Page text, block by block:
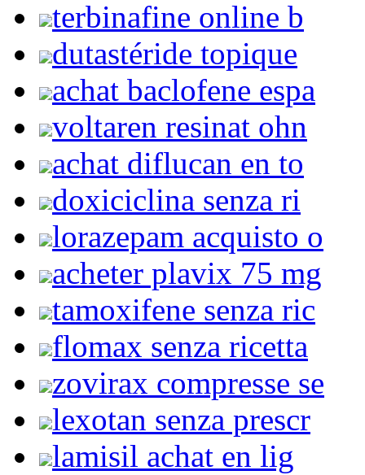
terbinafine online b
dutastéride topique
achat baclofene espa
voltaren resinat ohn
achat diflucan en to
doxiciclina senza ri
lorazepam acquisto o
acheter plavix 75 mg
tamoxifene senza ric
flomax senza ricetta
zovirax compresse se
lexotan senza prescr
lamisil achat en lig